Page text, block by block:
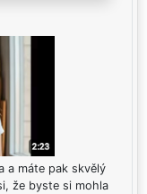
a máte pak skvělý
že byste si mohla